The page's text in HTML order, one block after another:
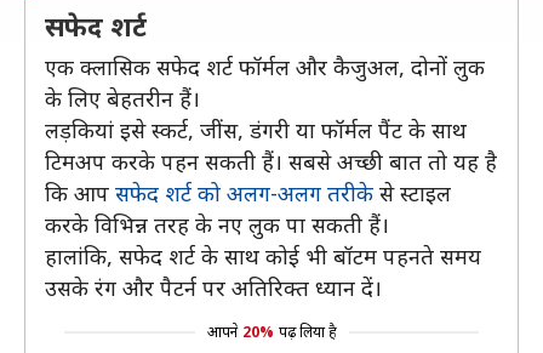
सफेद शर्ट
एक क्लासिक सफेद शर्ट फॉर्मल और कैजुअल, दोनों लुक
के लिए बेहतरीन हैं।
लड़कियां इसे स्कर्ट, जींस, डंगरी या फॉर्मल पैंट के साथ
टिमअप करके पहन सकती हैं। सबसे अच्छी बात तो यह है
कि आप सफेद शर्ट को अलग-अलग तरीके से स्टाइल
करके विभिन्न तरह के नए लुक पा सकती हैं।
हालांकि, सफेद शर्ट के साथ कोई भी बॉटम पहनते समय
उसके रंग और पैटर्न पर अतिरिक्त ध्यान दें।
आपने 20% पढ़ लिया है